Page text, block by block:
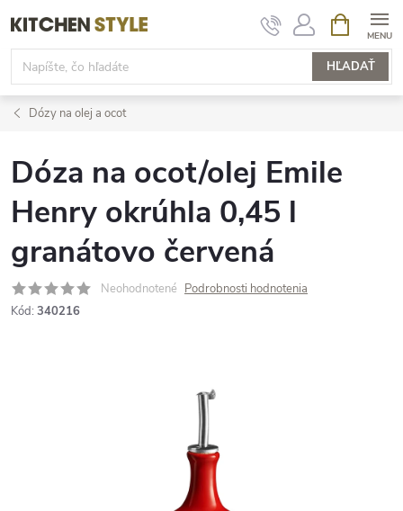
na
obsah
HĽADAŤ
KOŠÍK
Dózy na olej a ocot
Dóza na ocot/olej Emile
Henry okrúhla 0,45 l
granátovo červená
Neohodnotené Podrobnosti hodnotenia
Kód: 340216